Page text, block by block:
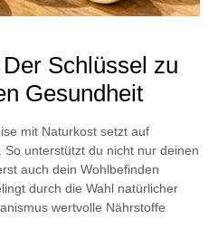
Schlüssel zu
Gesundheit
mit Naturkost setzt auf
unterstützt du nicht nur deinen
auch dein Wohlbefinden
durch die Wahl natürlicher
wertvolle Nährstoffe